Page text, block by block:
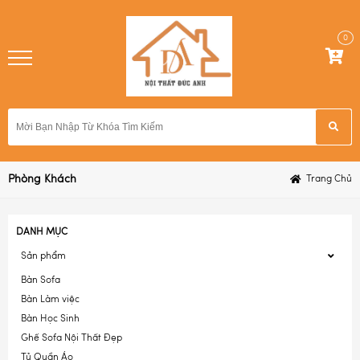
0
ĐĂNG KÝ
NHỰA ỐP TƯỜNG NANO
Phòng Khách Trang Chủ
DANH MỤC
Sản phẩm
Bàn Sofa
Bàn Làm việc
Bàn Học Sinh
Ghế Sofa Nội Thất Đẹp
Tủ Quần Áo